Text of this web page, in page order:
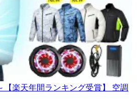
【楽天年間ランキング受賞】 空調